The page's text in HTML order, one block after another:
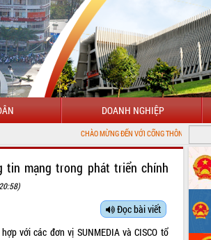
DOANH NGHIỆP
CHÀO MỪNG ĐẾN VỚI CỔNG THÔNG TIN ĐIỆN TỬ TỈNH ĐẮK LẮK
tin mạng trong phát triển chính
Đọc bài viết
với các đơn vị SUNMEDIA và CISCO tổ